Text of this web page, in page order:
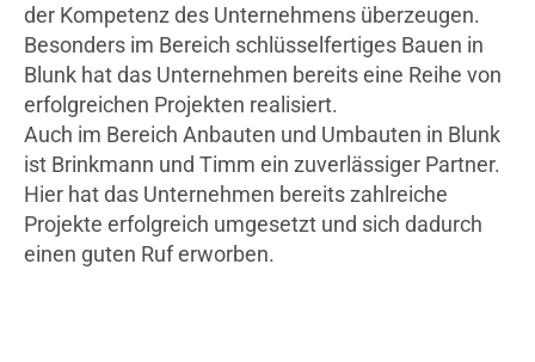
der Kompetenz des Unternehmens überzeugen.
Besonders im Bereich schlüsselfertiges Bauen in
Blunk hat das Unternehmen bereits eine Reihe von
erfolgreichen Projekten realisiert.
Auch im Bereich Anbauten und Umbauten in Blunk
ist Brinkmann und Timm ein zuverlässiger Partner.
Hier hat das Unternehmen bereits zahlreiche
Projekte erfolgreich umgesetzt und sich dadurch
einen guten Ruf erworben.